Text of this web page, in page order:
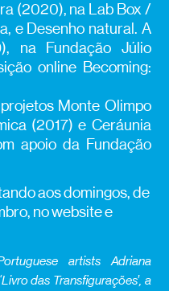
(2020), na Lab Box /
e Desenho natural. A
na Fundação Júlio
online Becoming:
Monte Olimpo
(2017) e Ceráunia
apoio da Fundação
aos domingos, de
no website e
artists Adriana
das Transfigurações’, a